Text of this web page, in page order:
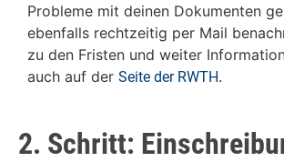
Probleme mit deinen Dokumenten
ebenfalls rechtzeitig per Mail
zu den Fristen und weiter
auch auf der Seite der RWTH.
2. Schritt: